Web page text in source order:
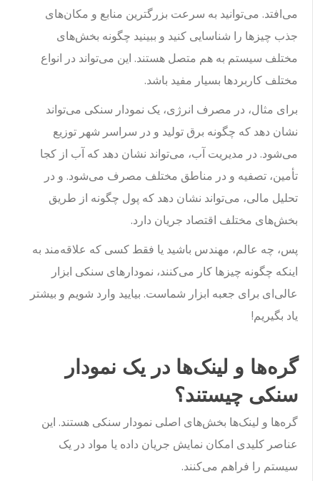
می‌افتد. می‌توانید به سرعت بزرگترین منابع و مکان‌های
جذب چیزها را شناسایی کنید و ببینید چگونه بخش‌های
مختلف سیستم به هم متصل هستند. این می‌تواند در انواع
مختلف کاربردها بسیار مفید باشد.
برای مثال، در مصرف انرژی، یک نمودار سنکی می‌تواند
نشان دهد که چگونه برق تولید و در سراسر شهر توزیع
می‌شود. در مدیریت آب، می‌تواند نشان دهد که آب از کجا
تأمین، تصفیه و در مناطق مختلف مصرف می‌شود. و در
تحلیل مالی، می‌تواند نشان دهد که پول چگونه از طریق
بخش‌های مختلف اقتصاد جریان دارد.
پس، چه عالم، مهندس باشید یا فقط کسی که علاقه‌مند به
اینکه چگونه چیزها کار می‌کنند، نمودارهای سنکی ابزار
عالی‌ای برای جعبه ابزار شماست. بیایید وارد شویم و بیشتر
یاد بگیریم!
گره‌ها و لینک‌ها در یک نمودار
سنکی چیستند؟
گره‌ها و لینک‌ها بخش‌های اصلی نمودار سنکی هستند. این
عناصر کلیدی امکان نمایش جریان داده یا مواد در یک
سیستم را فراهم می‌کنند.